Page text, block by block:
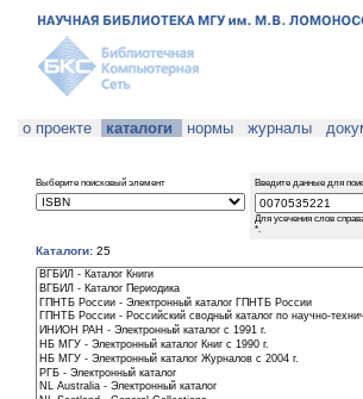
о проекте каталоги нормы журналы
Выберите поисковый элемент Введите данные для
Для усечения слов
*.
Каталоги: 25